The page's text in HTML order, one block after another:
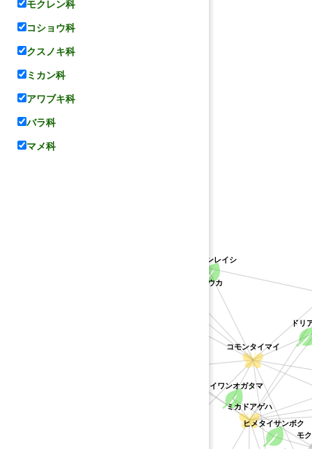
トゲバンレイシ
コモンタイマイ
ドリア
キダチオウソウカ
モ
タイワンオガタマ
ミカドアゲハ
ヒメタイサンボク
モクレン科
コショウ科
クスノキ科
ミカン科
アワブキ科
バラ科
マメ科